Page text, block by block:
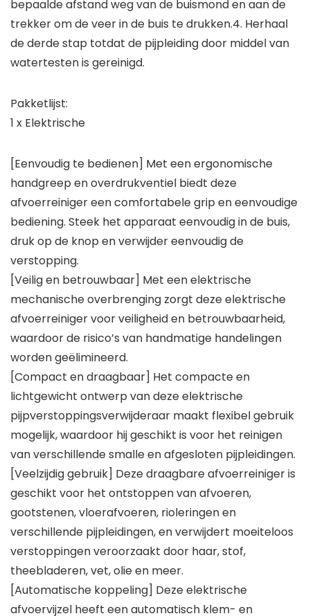
bepaalde afstand weg van de buismond en aan de
trekker om de veer in de buis te drukken.4. Herhaal
de derde stap totdat de pijpleiding door middel van
watertesten is gereinigd.
Pakketlijst:
1 x Elektrische
[Eenvoudig te bedienen] Met een ergonomische
handgreep en overdrukventiel biedt deze
afvoerreiniger een comfortabele grip en eenvoudige
bediening. Steek het apparaat eenvoudig in de buis,
druk op de knop en verwijder eenvoudig de
verstopping.
[Veilig en betrouwbaar] Met een elektrische
mechanische overbrenging zorgt deze elektrische
afvoerreiniger voor veiligheid en betrouwbaarheid,
waardoor de risico’s van handmatige handelingen
worden geëlimineerd.
[Compact en draagbaar] Het compacte en
lichtgewicht ontwerp van deze elektrische
pijpverstoppingsverwijderaar maakt flexibel gebruik
mogelijk, waardoor hij geschikt is voor het reinigen
van verschillende smalle en afgesloten pijpleidingen.
[Veelzijdig gebruik] Deze draagbare afvoerreiniger is
geschikt voor het ontstoppen van afvoeren,
gootstenen, vloerafvoeren, rioleringen en
verschillende pijpleidingen, en verwijdert moeiteloos
verstoppingen veroorzaakt door haar, stof,
theebladeren, vet, olie en meer.
[Automatische koppeling] Deze elektrische
afvoervijzel heeft een automatisch klem- en